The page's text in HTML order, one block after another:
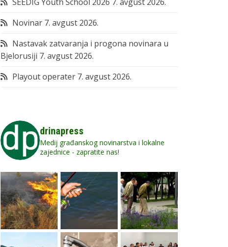
Novinar 7. avgust 2026.
Nastavak zatvaranja i progona novinara u
Bjelorusiji 7. avgust 2026.
Playout operater 7. avgust 2026.
drinapress
Medij građanskog novinarstva i lokalne
zajednice - zapratite nas!